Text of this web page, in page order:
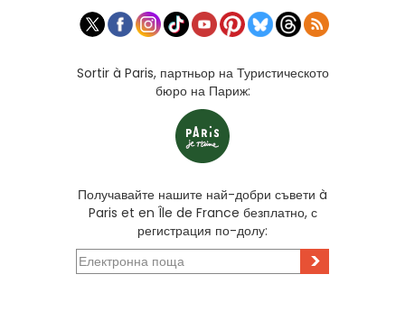
Sortir à Paris, партньор на Туристическото
бюро на Париж:
Получавайте нашите най-добри съвети à
Paris et en Île de France безплатно, с
регистрация по-долу:
>